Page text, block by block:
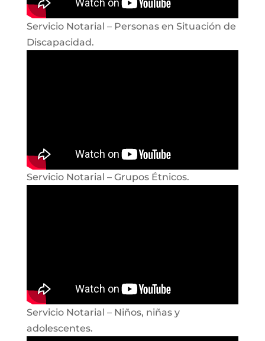
Servicio Notarial – Personas en Situación de
Discapacidad.
Servicio Notarial – Grupos Étnicos.
Servicio Notarial – Niños, niñas y
adolescentes.